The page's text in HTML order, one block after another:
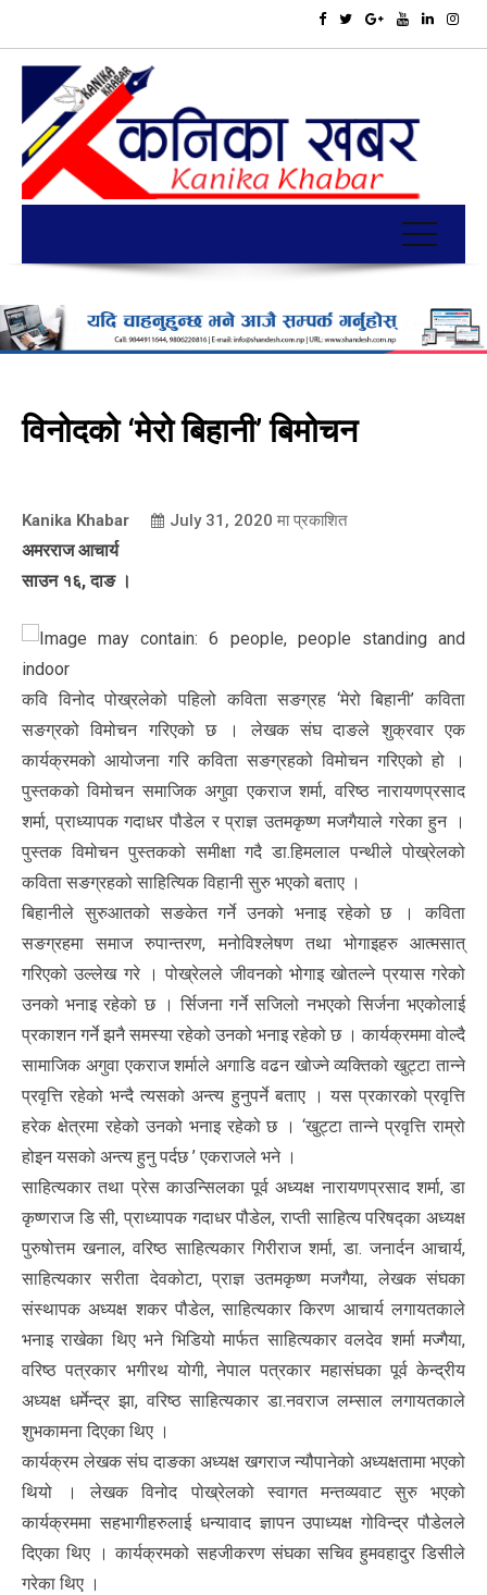
विनोदको ‘मेरो बिहानी’ बिमोचन
Kanika Khabar July 31, 2020 मा प्रकाशित
अमरराज आचार्य
साउन १६, दाङ ।
कवि विनोद पोख्रलेको पहिलो कविता सङग्रह ‘मेरो बिहानी’ कविता
सङग्रको विमोचन गरिएको छ । लेखक संघ दाङले शुक्रवार एक
कार्यक्रमको आयोजना गरि कविता सङग्रहको विमोचन गरिएको हो ।
पुस्तकको विमोचन समाजिक अगुवा एकराज शर्मा, वरिष्ठ नारायणप्रसाद
शर्मा, प्राध्यापक गदाधर पौडेल र प्राज्ञ उतमकृष्ण मजगैयाले गरेका हुन ।
पुस्तक विमोचन पुस्तकको समीक्षा गदै डा.हिमलाल पन्थीले पोख्रेलको
कविता सङग्रहको साहित्यिक विहानी सुरु भएको बताए ।
बिहानीले सुरुआतको सङकेत गर्ने उनको भनाइ रहेको छ । कविता
सङग्रहमा समाज रुपान्तरण, मनोविश्लेषण तथा भोगाइहरु आत्मसात्
गरिएको उल्लेख गरे । पोख्रेलले जीवनको भोगाइ खोतल्ने प्रयास गरेको
उनको भनाइ रहेको छ । र्सिजना गर्ने सजिलो नभएको सिर्जना भएकोलाई
प्रकाशन गर्ने झनै समस्या रहेको उनको भनाइ रहेको छ । कार्यक्रममा वोल्दै
सामाजिक अगुवा एकराज शर्माले अगाडि वढन खोज्ने व्यक्तिको खुट्टा तान्ने
प्रवृत्ति रहेको भन्दै त्यसको अन्त्य हुनुपर्ने बताए । यस प्रकारको प्रवृत्ति
हरेक क्षेत्रमा रहेको उनको भनाइ रहेको छ । ‘खुट्टा तान्ने प्रवृत्ति राम्रो
होइन यसको अन्त्य हुनु पर्दछ ’ एकराजले भने ।
साहित्यकार तथा प्रेस काउन्सिलका पूर्व अध्यक्ष नारायणप्रसाद शर्मा, डा
कृष्णराज डि सी, प्राध्यापक गदाधर पौडेल, राप्ती साहित्य परिषद्का अध्यक्ष
पुरुषोत्तम खनाल, वरिष्ठ साहित्यकार गिरीराज शर्मा, डा. जनार्दन आचार्य,
साहित्यकार सरीता देवकोटा, प्राज्ञ उतमकृष्ण मजगैया, लेखक संघका
संस्थापक अध्यक्ष शकर पौडेल, साहित्यकार किरण आचार्य लगायतकाले
भनाइ राखेका थिए भने भिडियो मार्फत साहित्यकार वलदेव शर्मा मज्गैया,
वरिष्ठ पत्रकार भगीरथ योगी, नेपाल पत्रकार महासंघका पूर्व केन्द्रीय
अध्यक्ष धर्मेन्द्र झा, वरिष्ठ साहित्यकार डा.नवराज लम्साल लगायतकाले
शुभकामना दिएका थिए ।
कार्यक्रम लेखक संघ दाङका अध्यक्ष खगराज न्यौपानेको अध्यक्षतामा भएको
थियो । लेखक विनोद पोख्रेलको स्वागत मन्तव्यवाट सुरु भएको
कार्यक्रममा सहभागीहरुलाई धन्यावाद ज्ञापन उपाध्यक्ष गोविन्द्र पौडेलले
दिएका थिए । कार्यक्रमको सहजीकरण संघका सचिव हुमवहादुर डिसीले
गरेका थिए ।